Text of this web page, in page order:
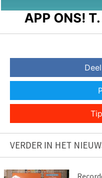
APP ONS! T.
VERDER IN HET